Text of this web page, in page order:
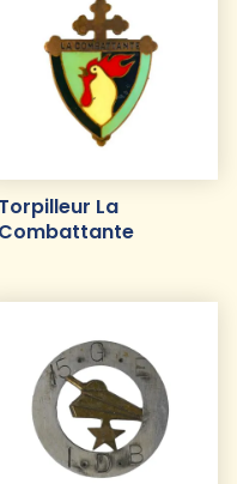
Torpilleur La
Combattante